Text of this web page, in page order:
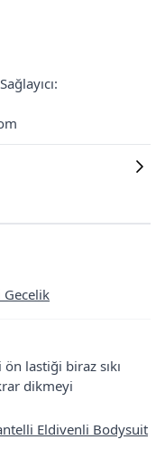
Gecelik
lastiği biraz sıkı
dikmeyi
Eldivenli Bodysuit